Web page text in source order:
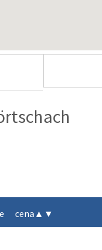
cena ▲ ▼